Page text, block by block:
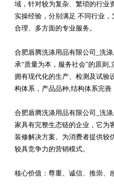
域，针对较为复杂、繁琐的行业
实操经验，分别满足 不同行业
合理、多方面的专业服务。
合肥盾腾洗涤用品有限公司_洗
承“质量为本，服务社会”的原则,
拥有现代化的生产、检测及试验
构体系，产品品种,结构体系完善
合肥盾腾洗涤用品有限公司_洗
家具有完整生态链的企业，它为
装修解决方案。为消费者提供较
较具竞争力的营销模式。
核心价值：尊重、诚信、推崇、